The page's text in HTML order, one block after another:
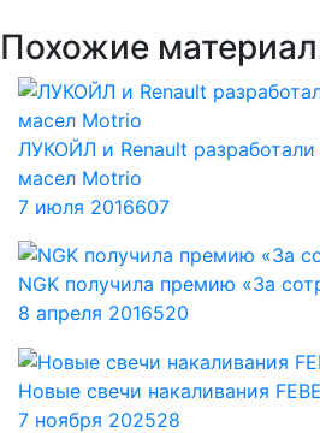
Похожие
ЛУКОЙЛ и Renault
масел Motrio
7 июля 2016607
NGK получила премию «За
8 апреля 2016520
Новые свечи накаливания
7 ноября 202528